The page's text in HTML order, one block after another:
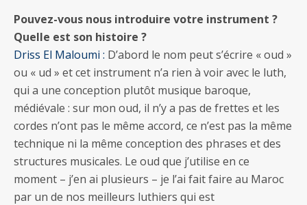
Pouvez-vous nous introduire votre instrument ?
Quelle est son histoire ?
Driss El Maloumi : D’abord le nom peut s’écrire « oud »
ou « ud » et cet instrument n’a rien à voir avec le luth,
qui a une conception plutôt musique baroque,
médiévale : sur mon oud, il n’y a pas de frettes et les
cordes n’ont pas le même accord, ce n’est pas la même
technique ni la même conception des phrases et des
structures musicales. Le oud que j’utilise en ce
moment – j’en ai plusieurs – je l’ai fait faire au Maroc
par un de nos meilleurs luthiers qui est